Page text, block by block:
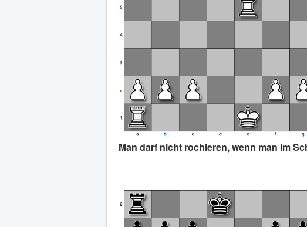
Man darf nicht rochieren, wenn man im